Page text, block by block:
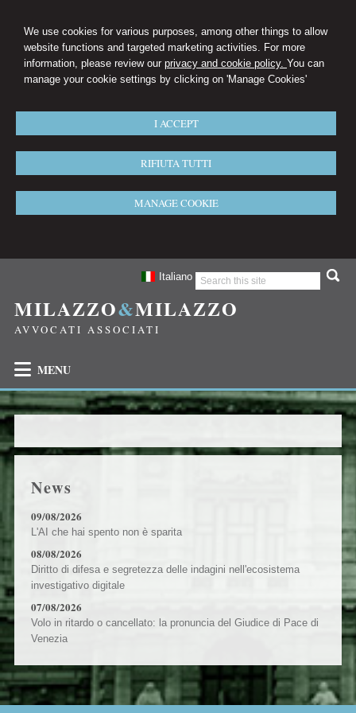
We use cookies for various purposes, among other things to allow
website functions and targeted marketing activities. For more
information, please review our privacy and cookie policy. You can
manage your cookie settings by clicking on 'Manage Cookies'
I ACCEPT
RIFIUTA TUTTI
MANAGE COOKIE
Italiano
MILAZZO&MILAZZO
AVVOCATI ASSOCIATI
MENU
News
09/08/2026
L'AI che hai spento non è sparita
08/08/2026
Diritto di difesa e segretezza delle indagini nell'ecosistema
investigativo digitale
07/08/2026
Volo in ritardo o cancellato: la pronuncia del Giudice di Pace di
Venezia